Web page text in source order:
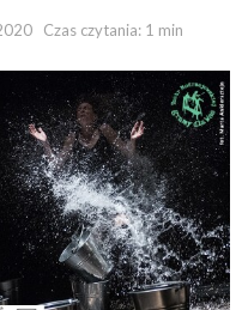
Czas czytania: 1 min